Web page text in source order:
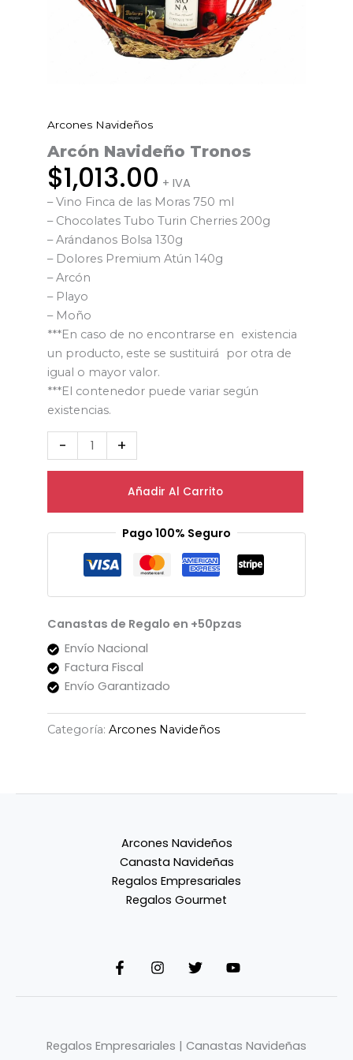
Arcones Navideños
Arcón Navideño Tronos
$1,013.00 + IVA
– Vino Finca de las Moras 750 ml
– Chocolates Tubo Turin Cherries 200g
– Arándanos Bolsa 130g
– Dolores Premium Atún 140g
– Arcón
– Playo
– Moño
***En caso de no encontrarse en existencia
un producto, este se sustituirá por otra de
igual o mayor valor.
***El contenedor puede variar según
existencias.
-
Arcón
Navideño
Tronos
cantidad
+
Añadir Al Carrito
Pago 100% Seguro
Canastas de Regalo en +50pzas
Envío Nacional
Factura Fiscal
Envío Garantizado
Categoría: Arcones Navideños
Arcones Navideños
Canasta Navideñas
Regalos Empresariales
Regalos Gourmet
Regalos Empresariales | Canastas Navideñas